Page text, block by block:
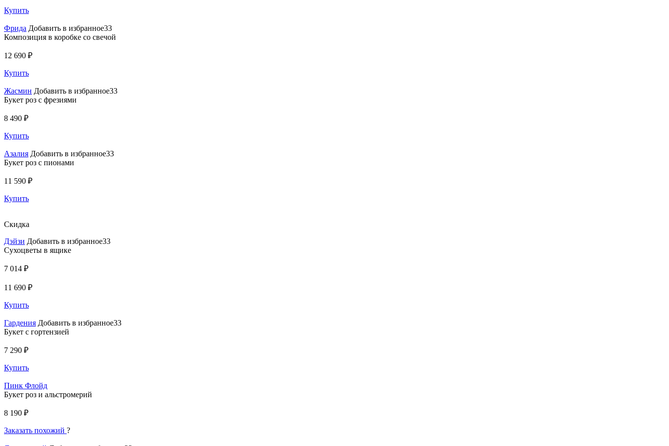
Купить
Фрида Добавить в избранное33
Композиция в коробке со свечой
12 690 ₽
Купить
Жасмин Добавить в избранное33
Букет роз с фрезиями
8 490 ₽
Купить
Азалия Добавить в избранное33
Букет роз с пионами
11 590 ₽
Купить
Скидка
Дэйзи Добавить в избранное33
Сухоцветы в ящике
7 014 ₽
11 690 ₽
Купить
Гардения Добавить в избранное33
Букет с гортензией
7 290 ₽
Купить
Пинк Флойд
Букет роз и альстромерий
8 190 ₽
Заказать похожий ?